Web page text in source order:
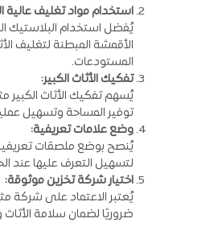
استخدام مواد تغليف عالية
يُفضل استخدام البلاستيك
الأقمشة المبطنة لتغليف
المستودعات.
تفكيك الأثاث الكبير:
يُسهم تفكيك الأثاث الكبير
توفير المساحة وتسهيل
وضع علامات تعريفية:
يُنصح بوضع ملصقات
لتسهيل التعرف عليها عند
اختيار شركة تخزين موثوقة:
يُعتبر الاعتماد على شركة
ضروريًا لضمان سلامة